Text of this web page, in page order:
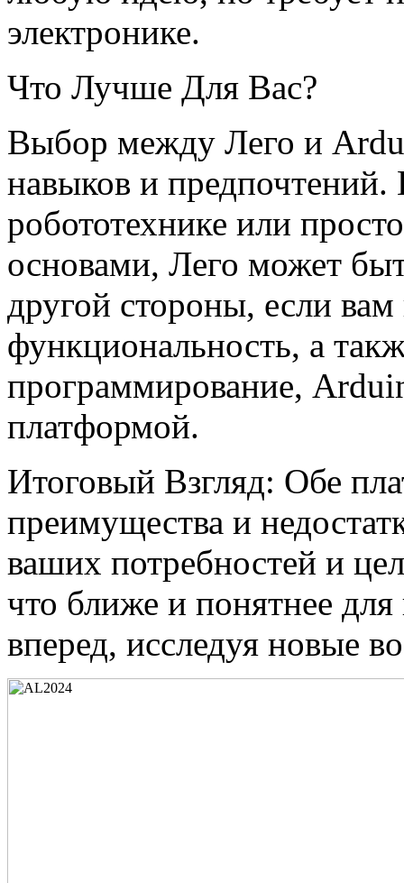
электронике.
Что Лучше Для Вас?
Выбор между Лего и
навыков и
робототехнике или
основами, Лего может
другой стороны, если
функциональность, а
программирование,
платформой.
Итоговый Взгляд: Обе
преимущества и
ваших потребностей и
что ближе и понятнее для
вперед, исследуя новые